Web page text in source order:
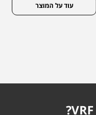
עוד על המוצר